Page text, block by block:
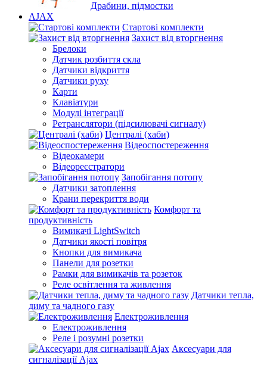
Драбини, підмостки
AJAX
Стартові комплекти
Захист від вторгнення
Брелоки
Датчик розбиття скла
Датчики відкриття
Датчики руху
Карти
Клавіатури
Модулі інтеграції
Ретранслятори (підсилювачі сигналу)
Централі (хаби)
Відеоспостереження
Відеокамери
Відеореєстратори
Запобігання потопу
Датчики затоплення
Крани перекриття води
Комфорт та
продуктивність
Вимикачі LightSwitch
Датчики якості повітря
Кнопки для вимикача
Панели для розетки
Рамки для вимикачів та розеток
Реле освітлення та живлення
Датчики тепла,
диму та чадного газу
Електроживлення
Електроживлення
Реле і розумні розетки
Аксесуари для
сигналізації Ajax